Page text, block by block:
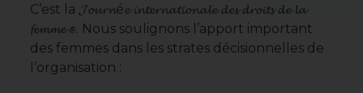
C’est la 𝓙𝓸𝓾𝓻𝓷é𝓮 𝓲𝓷𝓽𝓮𝓻𝓷𝓪𝓽𝓲𝓸𝓷𝓪𝓵𝓮 𝓭𝓮𝓼 𝓭𝓻𝓸𝓲𝓽𝓼 𝓭𝓮 𝓵𝓪
𝓯𝓮𝓶𝓶𝓮 ✊. Nous soulignons l’apport important
des femmes dans les strates décisionnelles de
l’organisation :